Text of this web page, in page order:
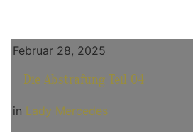
Februar 28, 2025
Die Abstrafung Teil 04
in Lady Mercedes